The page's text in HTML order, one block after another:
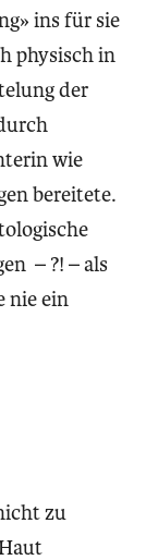
ins für sie
physisch in
der
wie
bereitete.
– ?! – als
nie ein
zu